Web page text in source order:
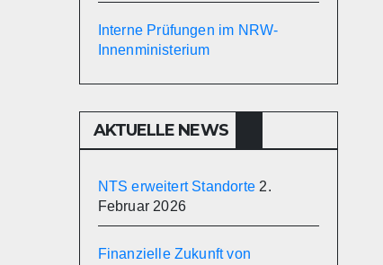
Interne Prüfungen im NRW-
Innenministerium
AKTUELLE NEWS
NTS erweitert Standorte 2.
Februar 2026
Finanzielle Zukunft von